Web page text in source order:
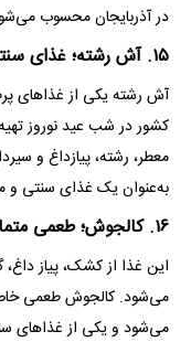
در آذربایجان محسوب
۱۵. آش رشته؛ غذای سنتی برای آغاز سال نو
آش رشته یکی از غذا‌های
کشور در شب عید نوروز
معطر، رشته، پیازداغ و
به‌عنوان یک غذای سنتی و
۱۶. کالجوش؛ طعمی متمایز از خراسان
این غذا از کشک، پیاز
می‌شود. کالجوش طعمی خاص
می‌شود و یکی از غذا‌های